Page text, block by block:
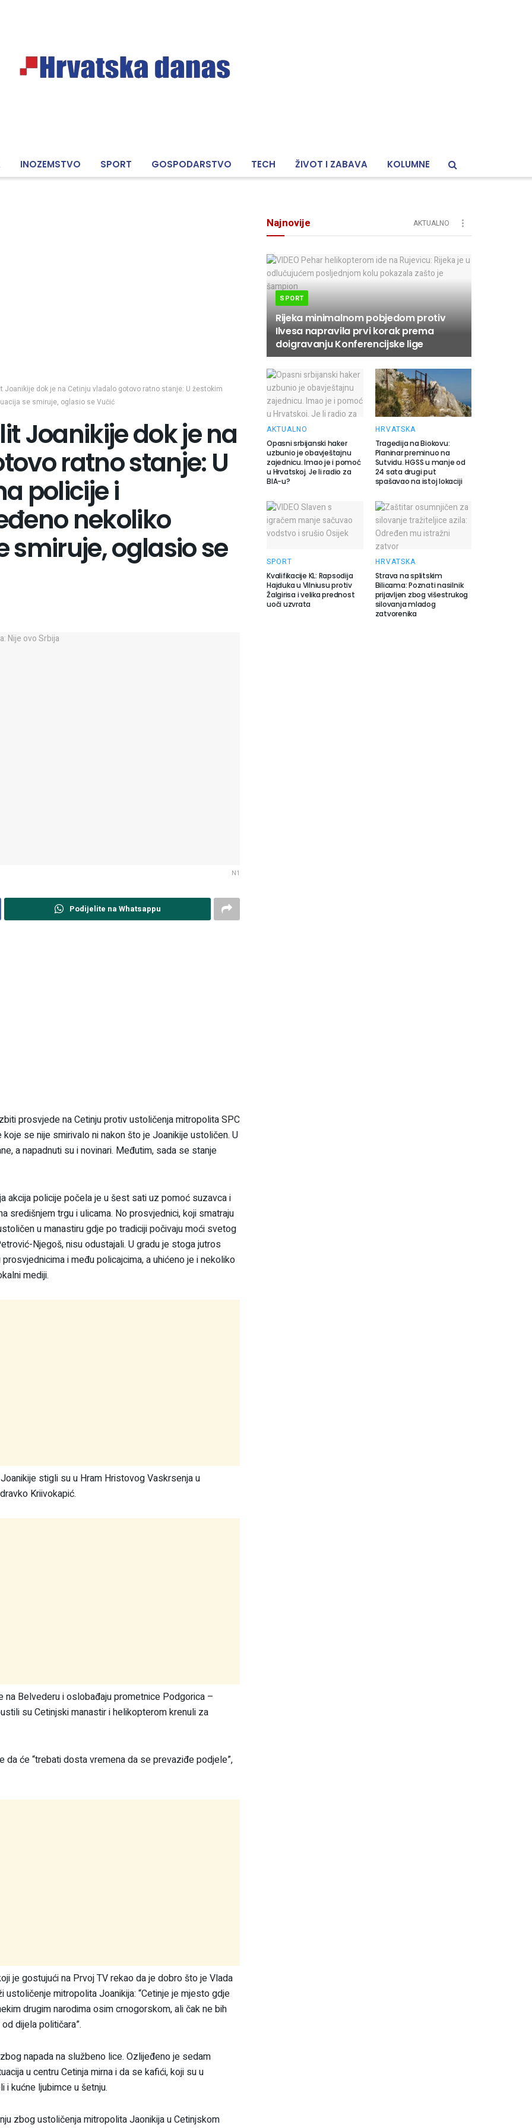
INOZEMSTVO SPORT GOSPODARSTVO TECH ŽIVOT I ZABAVA KOLUMNE
Joanikije dok je na Cetinju vladalo gotovo ratno stanje: U žestokim
se smiruje, oglasio se Vučić
Joanikije dok je na
ratno stanje: U
policije i
nekoliko
smiruje, oglasio se
N1
Podijelite na Whatsappu
prosvjede na Cetinju protiv ustoličenja mitropolita SPC
se nije smirivalo ni nakon što je Joanikije ustoličen. U
a napadnuti su i novinari. Međutim, sada se stanje
akcija policije počela je u šest sati uz pomoć suzavca i
središnjem trgu i ulicama. No prosvjednici, koji smatraju
u manastiru gdje po tradiciji počivaju moći svetog
Njegoš, nisu odustajali. U gradu je stoga jutros
i među policajcima, a uhićeno je i nekoliko
mediji.
stigli su u Hram Hristovog Vaskrsenja u
Kriivokapić.
Belvederu i oslobađaju prometnice Podgorica –
su Cetinjski manastir i helikopterom krenuli za
će “trebati dosta vremena da se prevaziđe podjele”,
je gostujući na Prvoj TV rekao da je dobro što je Vlada
mitropolita Joanikija: “Cetinje je mjesto gdje
drugim narodima osim crnogorskom, ali čak ne bih
dijela političara”.
napada na službeno lice. Ozlijeđeno je sedam
u centru Cetinja mirna i da se kafići, koji su u
i kućne ljubimce u šetnju.
zbog ustoličenja mitropolita Jaonikija u Cetinjskom
Najnovije AKTUALNO
SPORT
Rijeka minimalnom pobjedom protiv
Ilvesa napravila prvi korak prema
doigravanju Konferencijske lige
AKTUALNO
Opasni srbijanski haker
uzbunio je obavještajnu
zajednicu. Imao je i pomoć
u Hrvatskoj. Je li radio za
BIA-u?
HRVATSKA
Tragedija na Biokovu:
Planinar preminuo na
Sutvidu. HGSS u manje od
24 sata drugi put
spašavao na istoj lokaciji
SPORT
Kvalifikacije KL: Rapsodija
Hajduka u Vilniusu protiv
Žalgirisa i velika prednost
uoči uzvrata
HRVATSKA
Strava na splitskim
Bilicama: Poznati nasilnik
prijavljen zbog višestrukog
silovanja mladog
zatvorenika